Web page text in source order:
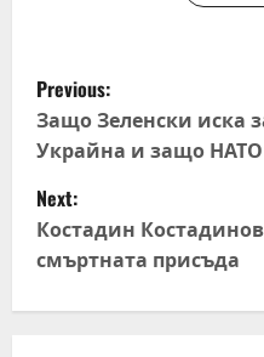
P
o
s
t
n
Previous:
Защо Зеленски иска
Украйна и защо НАТО
Next:
Костадин
смъртната присъда